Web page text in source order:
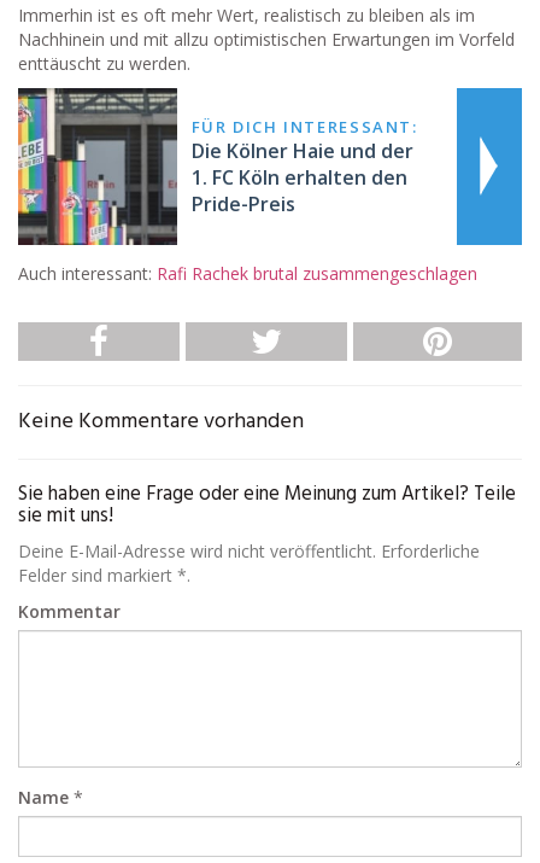
Immerhin ist es oft mehr Wert, realistisch zu bleiben als im
Nachhinein und mit allzu optimistischen Erwartungen im Vorfeld
enttäuscht zu werden.
FÜR DICH INTERESSANT:
Die Kölner Haie und der
1. FC Köln erhalten den
Pride-Preis
Auch interessant: Rafi Rachek brutal zusammengeschlagen
Keine Kommentare vorhanden
Sie haben eine Frage oder eine Meinung zum Artikel? Teile
sie mit uns!
Deine E-Mail-Adresse wird nicht veröffentlicht. Erforderliche
Felder sind markiert *.
Kommentar
Name *